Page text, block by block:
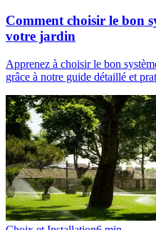
Comment choisir le bon
votre jardin
Apprenez à choisir le bon
grâce à notre guide détaillé et